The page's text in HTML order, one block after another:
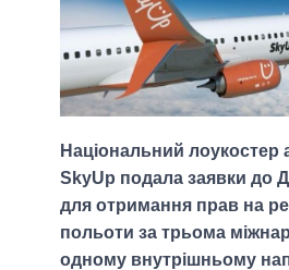
Національний лоукостер
SkyUp подала заявки до
для отримання прав на
польоти за трьома
одному внутрішньому